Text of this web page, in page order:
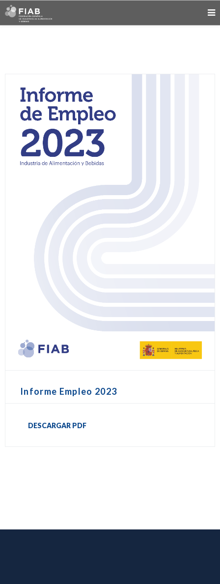
Informe Empleo 2023
DESCARGAR PDF